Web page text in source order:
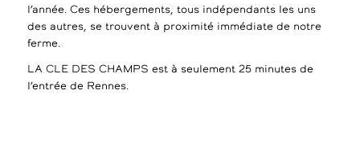
l’année. Ces hébergements, tous indépendants les uns
des autres, se trouvent à proximité immédiate de notre
ferme.
LA CLE DES CHAMPS est à seulement 25 minutes de
l’entrée de Rennes.